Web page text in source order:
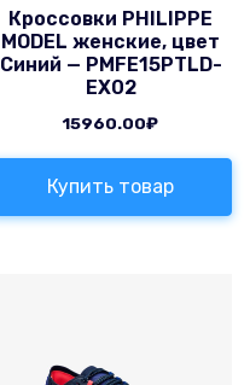
Кроссовки PHILIPPE
MODEL женские, цвет
Синий — PMFE15PTLD-
EX02
15960.00₽
Купить товар